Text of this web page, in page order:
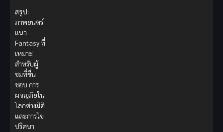
สรุป:
ภาพยนตร์
แนว
Fantasy ที่
เหมาะ
สำหรับผู้
ชมที่ชื่น
ชอบ การ
ผจญภัยใน
โลกต่างมิติ
และการไข
ปริศนา